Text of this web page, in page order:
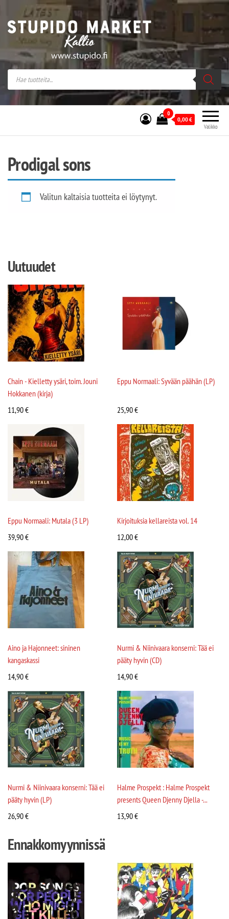
Stupido Market – verkossa ja kivijalassa
Stupido Market on vaihtoehtomusaan
erikoistunut verkko- sekä
kivijalkakauppa Helsingissä Kallion
sydämessä.
Valikko
0
0,00€
Prodigal sons
Valitun kaltaisia tuotteita ei löytynyt.
Uutuudet
Chain - Kielletty ysäri, toim. Jouni
Hokkanen (kirja)
11,90€
Eppu Normaali: Syvään päähän (LP)
25,90€
Eppu Normaali: Mutala (3 LP)
39,90€
Kirjoituksia kellareista vol. 14
12,00€
Aino ja Hajonneet: sininen
kangaskassi
14,90€
Nurmi & Niinivaara konserni: Tää ei
pääty hyvin (CD)
14,90€
Nurmi & Niinivaara konserni: Tää ei
pääty hyvin (LP)
26,90€
Halme Prospekt : Halme Prospekt
presents Queen Djenny Djella -...
13,90€
Ennakkomyynnissä